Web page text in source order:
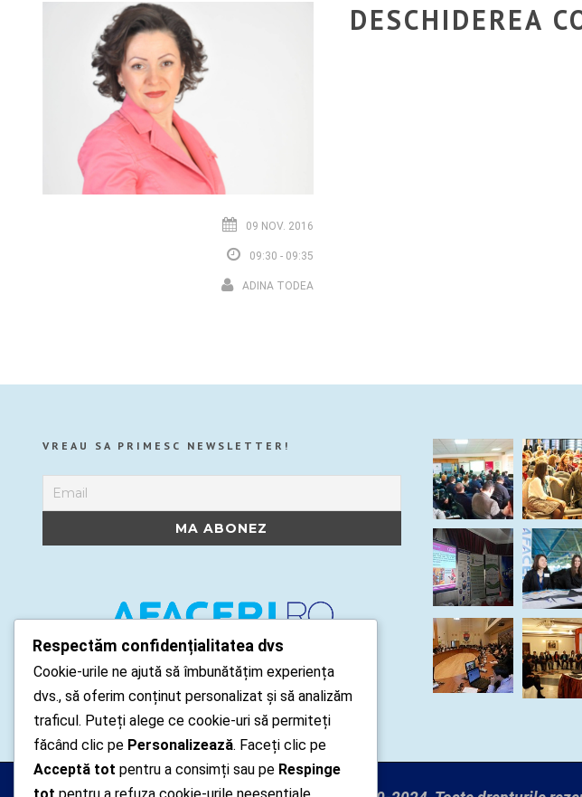
09 NOV. 2016
09:30 - 09:35
ADINA TODEA
DESCHIDEREA
VREAU SA PRIMESC NEWSLETTER!
Respectăm confidențialitatea dvs
Cookie-urile ne ajută să îmbunătățim experiența
dvs., să oferim conținut personalizat și să analizăm
traficul. Puteți alege ce cookie-uri să permiteți
făcând clic pe Personalizează. Faceți clic pe
Acceptă tot pentru a consimți sau pe Respinge